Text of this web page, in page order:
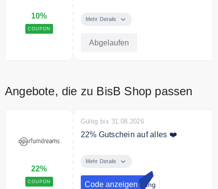
10%
COUPON
Moisture Jamaican Black Castor
Bedingungen
Mehr Details
Abgelaufen
Angebote, die zu BisB Shop passen
22%
COUPON
Gültig bis 31.08.2026
22% Gutschein auf alles ❤️
an und sichere dir einen Rabatt
Code in Höhe von 22%
Mehr Details
Code anzeigen dung